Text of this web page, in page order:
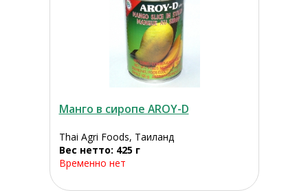
Манго в сиропе AROY-D
Thai Agri Foods, Таиланд
Вес нетто: 425 г
Временно нет